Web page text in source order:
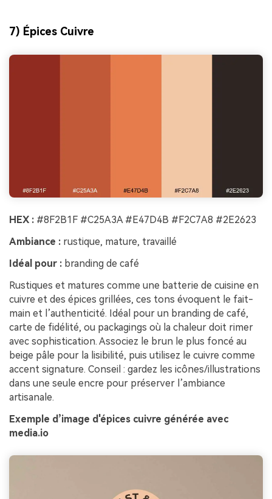
7) Épices Cuivre
HEX : #8F2B1F #C25A3A #E47D4B #F2C7A8 #2E2623
Ambiance : rustique, mature, travaillé
Idéal pour : branding de café
Rustiques et matures comme une batterie de cuisine en
cuivre et des épices grillées, ces tons évoquent le fait-
main et l’authenticité. Idéal pour un branding de café,
carte de fidélité, ou packagings où la chaleur doit rimer
avec sophistication. Associez le brun le plus foncé au
beige pâle pour la lisibilité, puis utilisez le cuivre comme
accent signature. Conseil : gardez les icônes/illustrations
dans une seule encre pour préserver l’ambiance
artisanale.
Exemple d’image d'épices cuivre générée avec
media.io